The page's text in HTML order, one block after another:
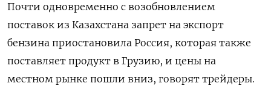
Почти одновременно с возобновлением
поставок из Казахстана запрет на экспорт
бензина приостановила Россия, которая также
поставляет продукт в Грузию, и цены на
местном рынке пошли вниз, говорят трейдеры.